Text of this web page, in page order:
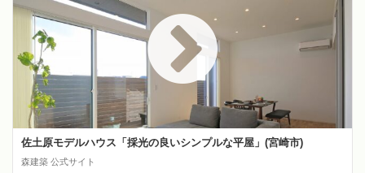
佐土原モデルハウス「採光の良いシンプルな平屋」(宮崎市)
森建築 公式サイト